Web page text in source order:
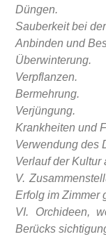
Düngen.
Sauberkeit bei
Anbinden und
Überwinterung.
Verpflanzen.
Bermehrung.
Verjüngung.
Krankheiten und
Verwendung des
Verlauf der
V.
Erfolg im Zimmer
VI. Orchideen,
Berücks